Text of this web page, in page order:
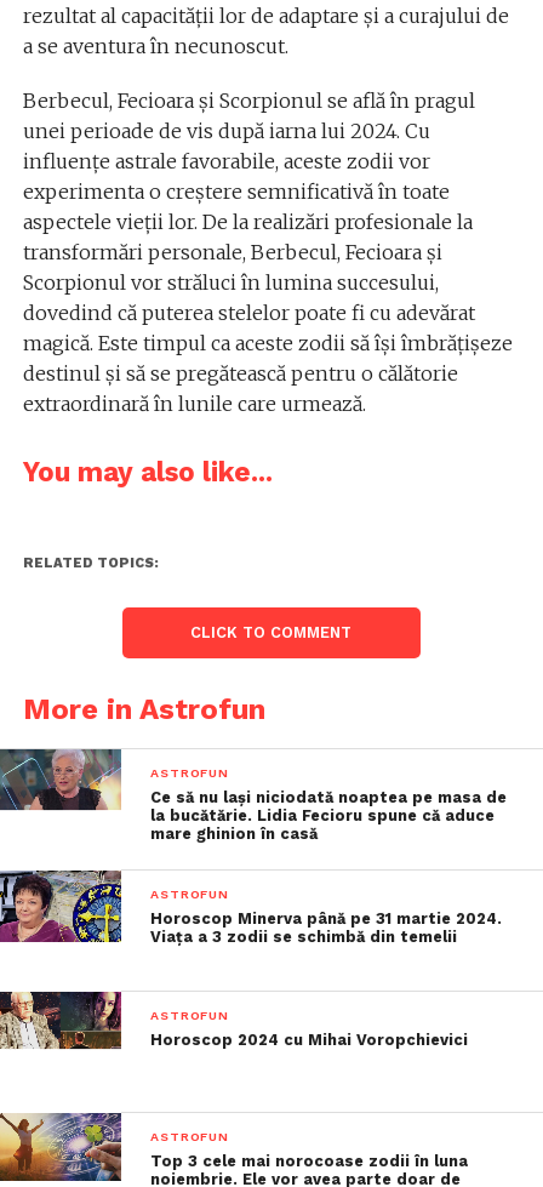
rezultat al capacității lor de adaptare și a curajului de
a se aventura în necunoscut.
Berbecul, Fecioara și Scorpionul se află în pragul
unei perioade de vis după iarna lui 2024. Cu
influențe astrale favorabile, aceste zodii vor
experimenta o creștere semnificativă în toate
aspectele vieții lor. De la realizări profesionale la
transformări personale, Berbecul, Fecioara și
Scorpionul vor străluci în lumina succesului,
dovedind că puterea stelelor poate fi cu adevărat
magică. Este timpul ca aceste zodii să își îmbrățișeze
destinul și să se pregătească pentru o călătorie
extraordinară în lunile care urmează.
You may also like...
RELATED TOPICS:
CLICK TO COMMENT
More in Astrofun
ASTROFUN
Ce să nu lași niciodată noaptea pe masa de
la bucătărie. Lidia Fecioru spune că aduce
mare ghinion în casă
ASTROFUN
Horoscop Minerva până pe 31 martie 2024.
Viața a 3 zodii se schimbă din temelii
ASTROFUN
Horoscop 2024 cu Mihai Voropchievici
ASTROFUN
Top 3 cele mai norocoase zodii în luna
noiembrie. Ele vor avea parte doar de